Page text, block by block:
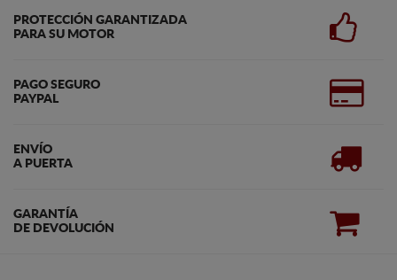
PROTECCIÓN GARANTIZADA
PARA SU MOTOR
PAGO SEGURO
PAYPAL
ENVÍO
A PUERTA
GARANTÍA
DE DEVOLUCIÓN